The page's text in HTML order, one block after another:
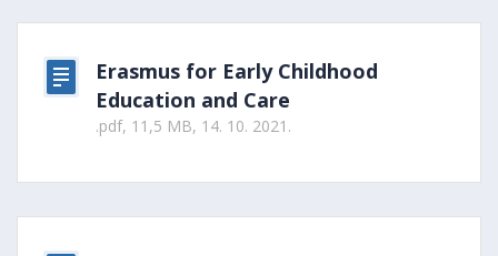
Erasmus for Early Childhood
Education and Care
.pdf, 11,5 MB, 14. 10. 2021.